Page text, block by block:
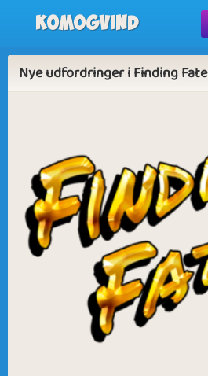
Komogvind
Nye udfordringer i Finding Fate